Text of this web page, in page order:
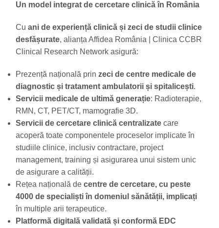
Un model integrat de cercetare clinică în România
Cu ani de experiență clinică și zeci de studii clinice
desfășurate, alianța Affidea România | Clinica CCBR
Clinical Research Network asigură:
Prezență națională prin zeci de centre medicale de
diagnostic și tratament ambulatorii și spitalicești.
Servicii medicale de ultimă generație: Radioterapie,
RMN, CT, PET/CT, mamografie 3D.
Servicii de cercetare clinică centralizate care
acoperă toate componentele proceselor implicate în
studiile clinice, inclusiv contractare, project
management, training și asigurarea unui sistem unic
de asigurare a calității.
Rețea națională de centre de cercetare, cu peste
4000 de specialiști în domeniul sănătății, implicați
în multiple arii terapeutice.
Platformă digitală validată și conformă EDC